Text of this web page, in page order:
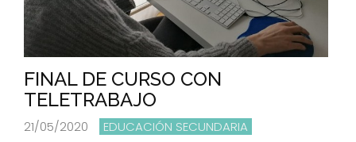
FINAL DE CURSO CON
TELETRABAJO
21/05/2020 EDUCACIÓN SECUNDARIA